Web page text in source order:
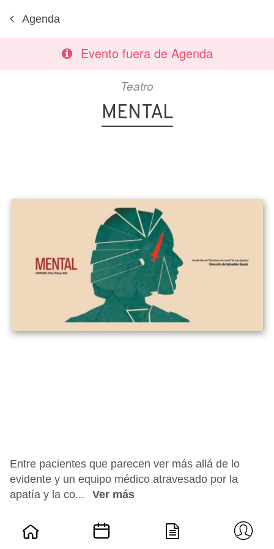
Agenda
Evento fuera de Agenda
Teatro
MENTAL
Entre pacientes que parecen ver más allá de lo
evidente y un equipo médico atravesado por la
apatía y la co...
Ver más